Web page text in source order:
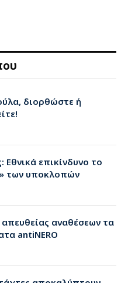
διορθώστε ή
Εθνικά επικίνδυνο το
των υποκλοπών
αναθέσεων τα
antiNERO